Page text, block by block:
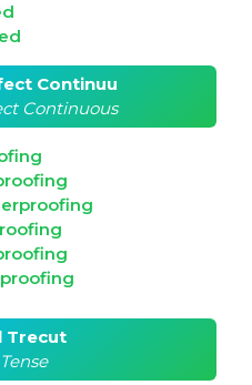
Continuu
Continuous
Trecut